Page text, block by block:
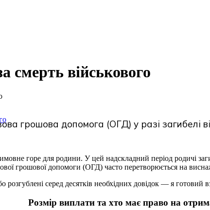
смерть військового
грошова допомога (ОГД) у разі загибелі
горе для родини. У цей надскладний період родичі
грошової допомоги (ОГД) часто перетворюється на
розгублені серед десятків необхідних довідок — я
Розмір виплати та хто має право на